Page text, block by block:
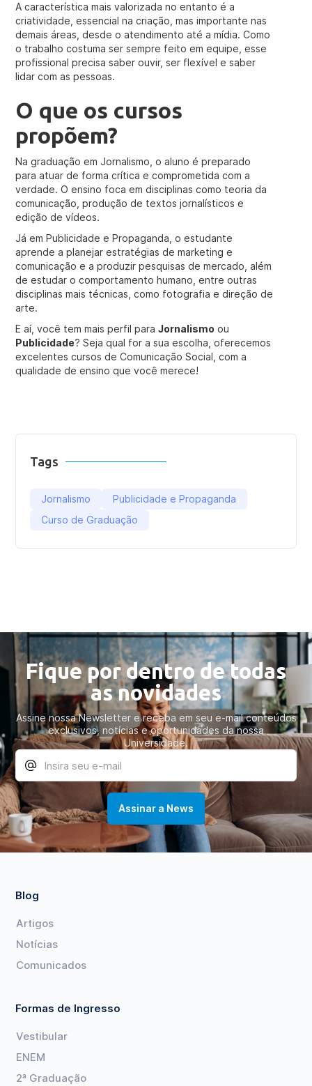
A característica mais valorizada no entanto é a
criatividade, essencial na criação, mas importante nas
demais áreas, desde o atendimento até a mídia. Como
o trabalho costuma ser sempre feito em equipe, esse
profissional precisa saber ouvir, ser flexível e saber
lidar com as pessoas.
O que os cursos
propõem?
Na graduação em Jornalismo, o aluno é preparado
para atuar de forma crítica e comprometida com a
verdade. O ensino foca em disciplinas como teoria da
comunicação, produção de textos jornalísticos e
edição de vídeos.
Já em Publicidade e Propaganda, o estudante
aprende a planejar estratégias de marketing e
comunicação e a produzir pesquisas de mercado, além
de estudar o comportamento humano, entre outras
disciplinas mais técnicas, como fotografia e direção de
arte.
E aí, você tem mais perfil paraJornalismo ou
Publicidade? Seja qual for a sua escolha, oferecemos
excelentes cursos de Comunicação Social, com a
qualidade de ensino que você merece!
Tags
Jornalismo
Publicidade e Propaganda
Curso de Graduação
Fique por dentro de todas
as novidades
Assine nossa Newsletter e receba em seu e-mail conteúdos
exclusivos, notícias e oportunidades da nossa
Universidade.
Blog
Artigos
Notícias
Comunicados
Formas de Ingresso
Vestibular
ENEM
2ª Graduação